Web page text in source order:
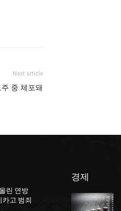
Next article
중 체포돼
린 연방
카고 범죄
경제